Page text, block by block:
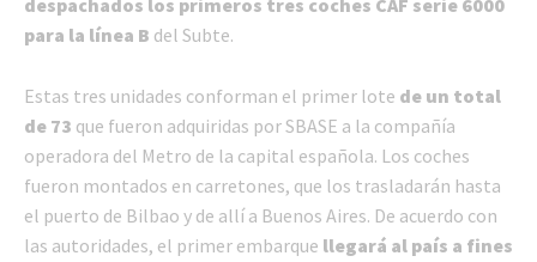
despachados los primeros tres coches CAF serie 6000
para la línea B del Subte.
Estas tres unidades conforman el primer lote de un total
de 73 que fueron adquiridas por SBASE a la compañía
operadora del Metro de la capital española. Los coches
fueron montados en carretones, que los trasladarán hasta
el puerto de Bilbao y de allí a Buenos Aires. De acuerdo con
las autoridades, el primer embarque llegará al país a fines